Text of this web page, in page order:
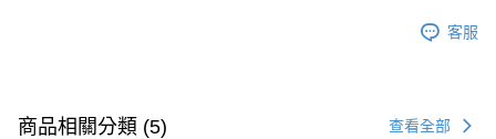
客服
商品相關分類 (5) 查看全部